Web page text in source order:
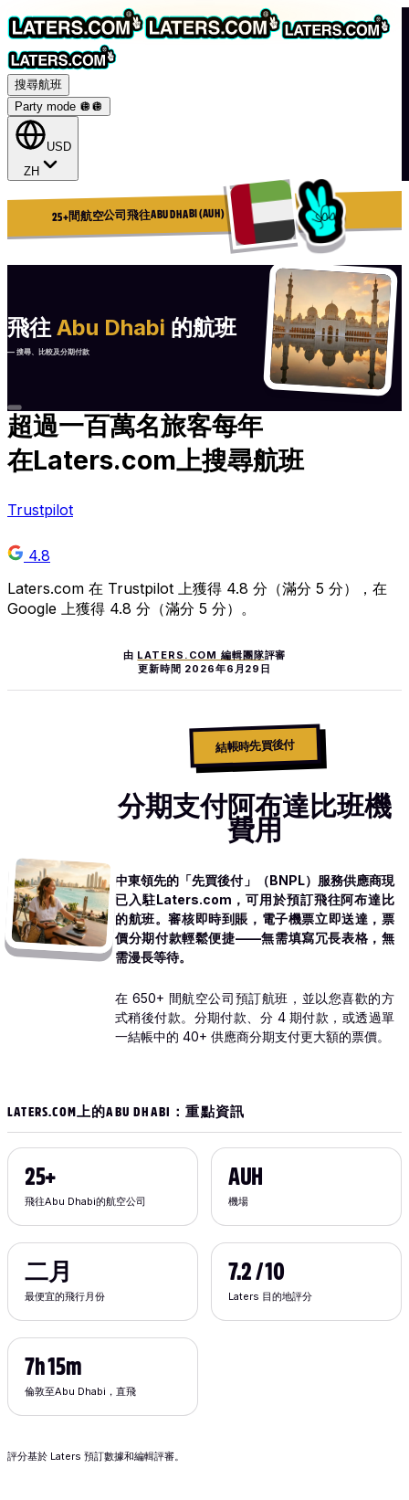
搜尋航班
Party mode 🪩 🪩
USD
ZH
25+間航空公司飛往ABU DHABI (AUH)
飛往 Abu Dhabi 的航班
— 搜尋、比較及分期付款
超過一百萬名旅客每年
在Laters.com上搜尋航班
Trustpilot
4.8
Laters.com 在 Trustpilot 上獲得 4.8 分（滿分 5 分），在
Google 上獲得 4.8 分（滿分 5 分）。
由 LATERS.COM 編輯團隊評審
更新時間 2026年6月29日
結帳時先買後付
分期支付阿布達比班機
費用
中東領先的「先買後付」（BNPL）服務供應商現
已入駐Laters.com，可用於預訂飛往阿布達比
的航班。審核即時到賬，電子機票立即送達，票
價分期付款輕鬆便捷——無需填寫冗長表格，無
需漫長等待。
在 650+ 間航空公司預訂航班，並以您喜歡的方
式稍後付款。分期付款、分 4 期付款，或透過單
一結帳中的 40+ 供應商分期支付更大額的票價。
LATERS.COM上的ABU DHABI：重點資訊
飛往Abu Dhabi的航空公司
25+
機場
AUH
最便宜的飛行月份
二月
Laters 目的地評分
7.2 / 10
倫敦至Abu Dhabi，直飛
7h 15m
評分基於 Laters 預訂數據和編輯評審。